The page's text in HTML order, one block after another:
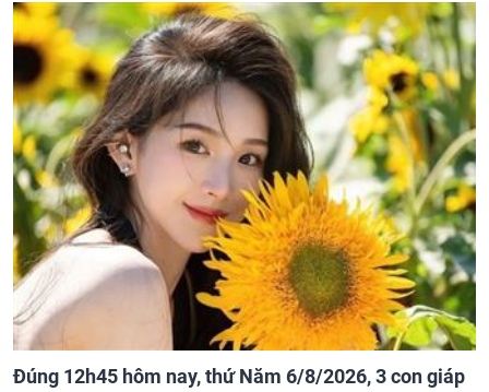
Đúng 12h45 hôm nay, thứ Năm 6/8/2026, 3 con giáp